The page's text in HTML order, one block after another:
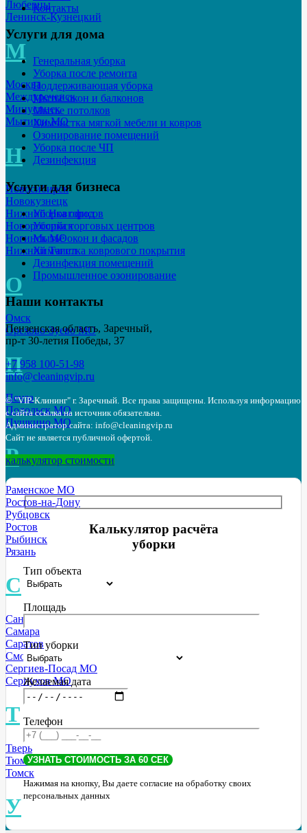
Люберцы
Ленинск-Кузнецкий
М
Москва
Междуреченск
Минусинск
Мытищи МО
Н
Новосибирск
Новокузнецк
Нижний Новгород
Новороссийск
Ногинск МО
Нижний Тагил
О
Омск
Орехово-Зуево МО
П
Пенза
Подольск МО
Пушкино МО
Р
Раменское МО
Ростов-на-Дону
Рубцовск
Ростов
Рыбинск
Рязань
С
Санкт-Петербург
Самара
Саратов
Смоленск
Сергиев-Посад МО
Серпухов МО
Т
Тверь
Тюмень
Томск
У
Контакты
Услуги для дома
Генеральная уборка
Уборка после ремонта
Поддерживающая уборка
Мытьё окон и балконов
Мытье потолков
Химчистка мягкой мебели и ковров
Озонирование помещений
Уборка после ЧП
Дезинфекция
Услуги для бизнеса
Уборка офисов
Уборка торговых центров
Мытьё окон и фасадов
Химчистка коврового покрытия
Дезинфекция помещений
Промышленное озонирование
Наши контакты
Пензенская область, Заречный,
пр-т 30-летия Победы, 37
+7 958 100-51-98
info@cleaningvip.ru
© "VIP-Клининг" г. Заречный. Все права защищены. Используя информацию
с сайта ссылка на источник обязательна.
Администратор сайта: info@cleaningvip.ru
Сайт не является публичной офертой.
калькулятор стоимости
Калькулятор расчёта
уборки
Тип объекта
Площадь
Тип уборки
Желаемая дата
Телефон
Нажимая на кнопку, Вы даете согласие на обработку своих
персональных данных